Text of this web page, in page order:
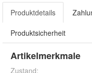
Produktdetails
Produktsicherheit
Artikelmerkmale
Zustand: